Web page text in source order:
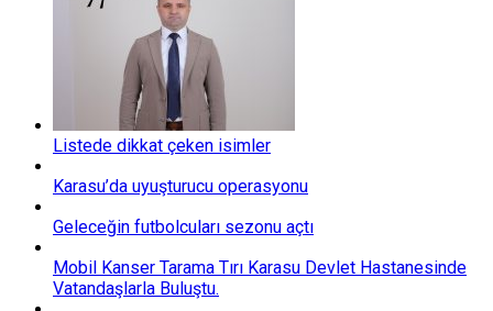
Listede dikkat çeken isimler
Karasu’da uyuşturucu operasyonu
Geleceğin futbolcuları sezonu açtı
Mobil Kanser Tarama Tırı Karasu Devlet Hastanesinde
Vatandaşlarla Buluştu.